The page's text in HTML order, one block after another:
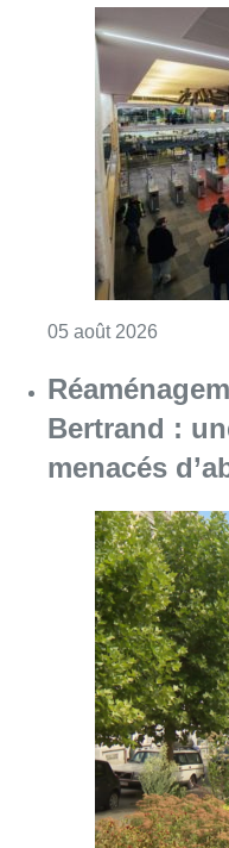
05 août 2026
Bertrand :
menacés